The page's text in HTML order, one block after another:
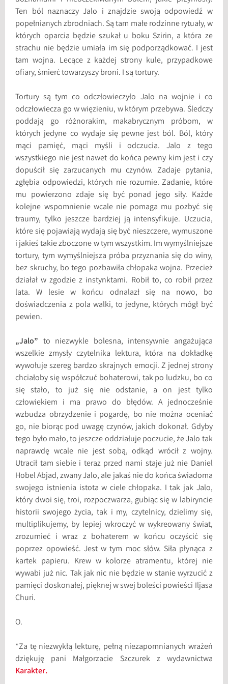
Ten ból naznaczy Jalo i znajdzie swoją odpowiedź w
popełnianych zbrodniach. Są tam małe rodzinne rytuały, w
których oparcia będzie szukał u boku Szirin, a która ze
strachu nie będzie umiała im się podporządkować. I jest
tam wojna. Lecące z każdej strony kule, przypadkowe
ofiary, śmierć towarzyszy broni. I są tortury.
Tortury są tym co odczłowieczyło Jalo na wojnie i co
odczłowiecza go w więzieniu, w którym przebywa. Śledczy
poddają go różnorakim, makabrycznym próbom, w
których jedyne co wydaje się pewne jest ból. Ból, który
mąci pamięć, mąci myśli i odczucia. Jalo z tego
wszystkiego nie jest nawet do końca pewny kim jest i czy
dopuścił się zarzucanych mu czynów. Zadaje pytania,
zgłębia odpowiedzi, których nie rozumie. Zadanie, które
mu powierzono zdaje się być ponad jego siły. Każde
kolejne wspomnienie wcale nie pomaga mu pozbyć się
traumy, tylko jeszcze bardziej ją intensyfikuje. Uczucia,
które się pojawiają wydają się być nieszczere, wymuszone
i jakieś takie zboczone w tym wszystkim. Im wymyślniejsze
tortury, tym wymyślniejsza próba przyznania się do winy,
bez skruchy, bo tego pozbawiła chłopaka wojna. Przecież
działał w zgodzie z instynktami. Robił to, co robił przez
lata. W lesie w końcu odnalazł się na nowo, bo
doświadczenia z pola walki, to jedyne, których mógł być
pewien.
„Jalo” to niezwykle bolesna, intensywnie angażująca
wszelkie zmysły czytelnika lektura, która na dokładkę
wywołuje szereg bardzo skrajnych emocji. Z jednej strony
chciałoby się współczuć bohaterowi, tak po ludzku, bo co
się stało, to już się nie odstanie, a on jest tylko
człowiekiem i ma prawo do błędów. A jednocześnie
wzbudza obrzydzenie i pogardę, bo nie można oceniać
go, nie biorąc pod uwagę czynów, jakich dokonał. Gdyby
tego było mało, to jeszcze oddziałuje poczucie, że Jalo tak
naprawdę wcale nie jest sobą, odkąd wrócił z wojny.
Utracił tam siebie i teraz przed nami staje już nie Daniel
Hobel Abjad, zwany Jalo, ale jakaś nie do końca świadoma
swojego istnienia istota w ciele chłopaka. I tak jak Jalo,
który dwoi się, troi, rozpoczwarza, gubiąc się w labiryncie
historii swojego życia, tak i my, czytelnicy, dzielimy się,
multiplikujemy, by lepiej wkroczyć w wykreowany świat,
zrozumieć i wraz z bohaterem w końcu oczyścić się
poprzez opowieść. Jest w tym moc słów. Siła płynąca z
kartek papieru. Krew w kolorze atramentu, której nie
wywabi już nic. Tak jak nic nie będzie w stanie wyrzucić z
pamięci doskonałej, pięknej w swej boleści powieści Iljasa
Churi.
O.
*Za tę niezwykłą lekturę, pełną niezapomnianych wrażeń
dziękuję pani Małgorzacie Szczurek z wydawnictwa
Karakter.